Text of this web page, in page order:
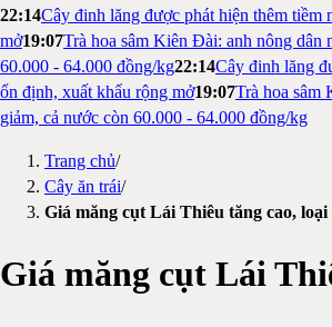
22:14Cây đinh lăng được phát hiện thêm tiềm
mở19:07Trà hoa sâm Kiên Đài: anh nông dân
60.000 - 64.000 đồng/kg22:14Cây đinh lăng
ổn định, xuất khẩu rộng mở19:07Trà hoa sâm
giảm, cả nước còn 60.000 - 64.000 đồng/kg
Trang chủ/
Cây ăn trái/
Giá măng cụt Lái Thiêu tăng cao,
Giá măng cụt Lái